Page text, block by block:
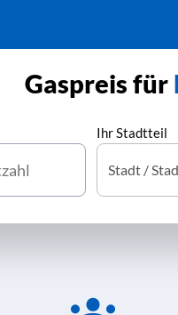
Gaspreis für
Ihr Stadtteil